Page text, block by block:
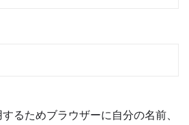
るためブラウザーに自分の名前、